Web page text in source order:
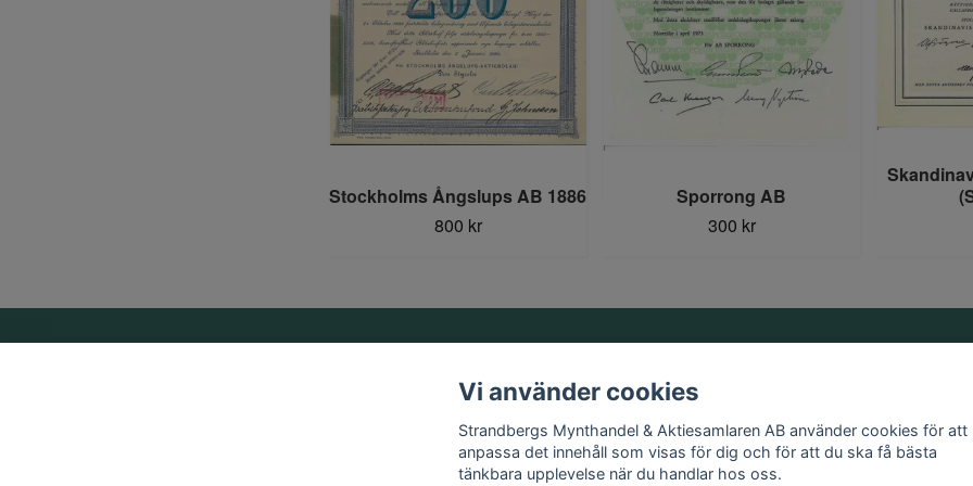
Stockholms Ångslups AB 1886
800 kr
Sporrong AB
300 kr
Kontakt
Köpvillkor
Vi använder cookies
Strandbergs Mynthandel & Aktiesamlaren AB använder cookies för att
anpassa det innehåll som visas för dig och för att du ska få bästa
tänkbara upplevelse när du handlar hos oss.